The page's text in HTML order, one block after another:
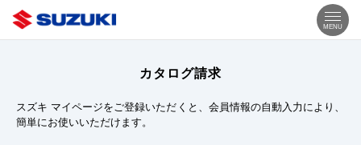
MENU
カタログ請求
スズキ マイページをご登録いただくと、会員情報の自動入力により、
簡単にお使いいただけます。